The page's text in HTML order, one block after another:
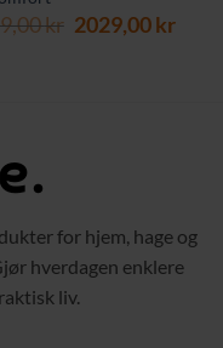
kr Opprinnelig
2029,00kr
for hjem, hage og
hverdagen enklere
liv.